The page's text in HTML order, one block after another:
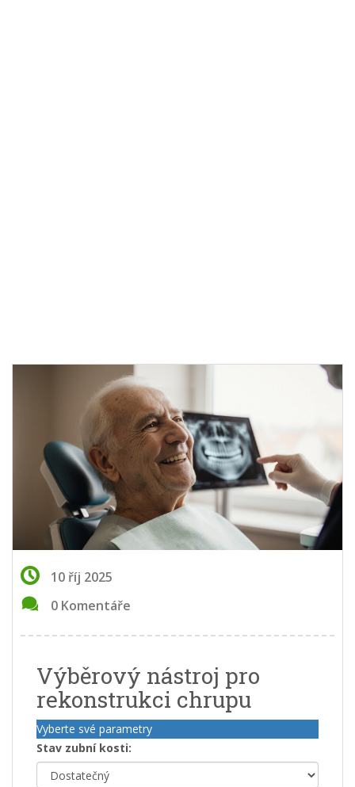
10 říj 2025
0 Komentáře
Výběrový nástroj pro
rekonstrukci chrupu
Vyberte své parametry
Stav zubní kosti: